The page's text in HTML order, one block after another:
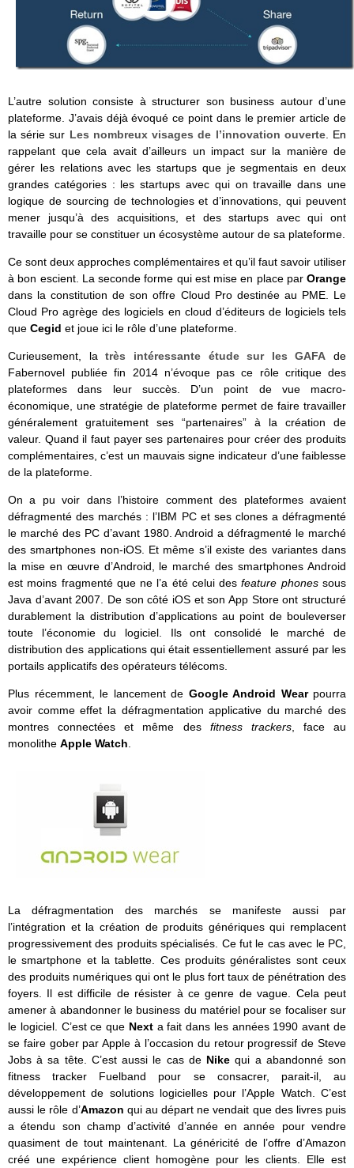
L’autre solution consiste à structurer son business autour d’une
plateforme. J’avais déjà évoqué ce point dans le premier article de
la série sur Les nombreux visages de l’innovation ouverte. En
rappelant que cela avait d’ailleurs un impact sur la manière de
gérer les relations avec les startups que je segmentais en deux
grandes catégories : les startups avec qui on travaille dans une
logique de sourcing de technologies et d’innovations, qui peuvent
mener jusqu’à des acquisitions, et des startups avec qui ont
travaille pour se constituer un écosystème autour de sa plateforme.
Ce sont deux approches complémentaires et qu’il faut savoir utiliser
à bon escient. La seconde forme qui est mise en place par Orange
dans la constitution de son offre Cloud Pro destinée au PME. Le
Cloud Pro agrège des logiciels en cloud d’éditeurs de logiciels tels
que Cegid et joue ici le rôle d’une plateforme.
Curieusement, latrès intéressante étude sur les GAFA de
Fabernovel publiée fin 2014 n’évoque pas ce rôle critique des
plateformes dans leur succès. D’un point de vue macro-
économique, une stratégie de plateforme permet de faire travailler
généralement gratuitement ses “partenaires” à la création de
valeur. Quand il faut payer ses partenaires pour créer des produits
complémentaires, c’est un mauvais signe indicateur d’une faiblesse
de la plateforme.
On a pu voir dans l’histoire comment des plateformes avaient
défragmenté des marchés : l’IBM PC et ses clones a défragmenté
le marché des PC d’avant 1980. Android a défragmenté le marché
des smartphones non-iOS. Et même s’il existe des variantes dans
la mise en œuvre d’Android, le marché des smartphones Android
est moins fragmenté que ne l’a été celui desfeature phonessous
Java d’avant 2007. De son côté iOS et son App Store ont structuré
durablement la distribution d’applications au point de bouleverser
toute l’économie du logiciel. Ils ont consolidé le marché de
distribution des applications qui était essentiellement assuré par les
portails applicatifs des opérateurs télécoms.
Plus récemment, le lancement de Google Android Wear pourra
avoir comme effet la défragmentation applicative du marché des
montres connectées et même des fitness trackers, face au
monolithe Apple Watch.
La défragmentation des marchés se manifeste aussi par
l’intégration et la création de produits génériques qui remplacent
progressivement des produits spécialisés. Ce fut le cas avec le PC,
le smartphone et la tablette. Ces produits généralistes sont ceux
des produits numériques qui ont le plus fort taux de pénétration des
foyers. Il est difficile de résister à ce genre de vague. Cela peut
amener à abandonner le business du matériel pour se focaliser sur
le logiciel. C’est ce que Next a fait dans les années 1990 avant de
se faire gober par Apple à l’occasion du retour progressif de Steve
Jobs à sa tête. C’est aussi le cas de Nikequi a abandonné son
fitness tracker Fuelband pour se consacrer, parait-il, au
développement de solutions logicielles pour l’Apple Watch. C’est
aussi le rôle d’Amazon qui au départ ne vendait que des livres puis
a étendu son champ d’activité d’année en année pour vendre
quasiment de tout maintenant. La généricité de l’offre d’Amazon
créé une expérience client homogène pour les clients. Elle est